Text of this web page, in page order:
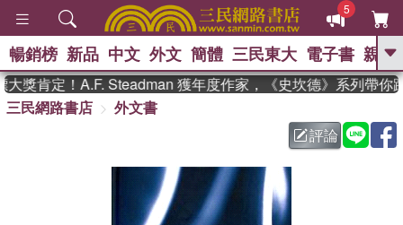
5
GO
父親節 、 花開錦
方念華 、 台灣的
李登輝時代 、 數學女孩：黎曼猜想
、 偉大的迷走神經 、
群喵 、 臺灣漫遊錄
暢銷榜 新品 中文 外文 簡體 三民東大 電子書 親子
獎肯定！A.F. Steadman 獲年度作家，《史坎德》系列帶你踏
三民網路書店
外文書
評論